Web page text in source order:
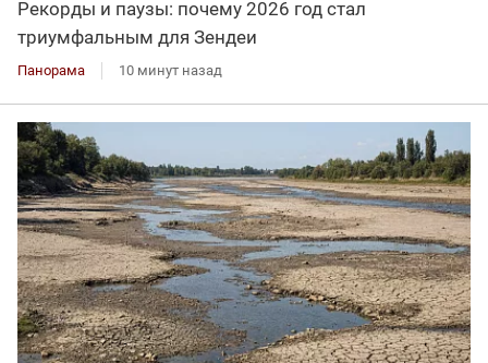
Рекорды и паузы: почему 2026 год стал
триумфальным для Зендеи
Панорама 10 минут назад